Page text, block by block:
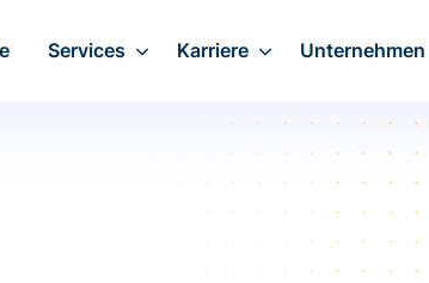
Services Karriere Unternehmen